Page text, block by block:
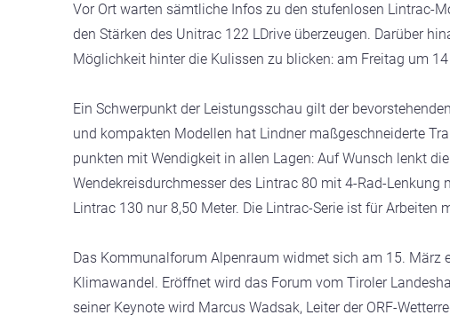
Vor Ort warten sämtliche Infos zu den stufenlosen Lintrac-
den Stärken des Unitrac 122 LDrive überzeugen. Darüber
Möglichkeit hinter die Kulissen zu blicken: am Freitag um
Ein Schwerpunkt der Leistungsschau gilt der
und kompakten Modellen hat Lindner maßgeschneiderte
punkten mit Wendigkeit in allen Lagen: Auf Wunsch lenkt
Wendekreisdurchmesser des Lintrac 80 mit 4-Rad-
Lintrac 130 nur 8,50 Meter. Die Lintrac-Serie ist für Arbeiten
Das Kommunalforum Alpenraum widmet sich am 15. März
Klimawandel. Eröffnet wird das Forum vom Tiroler
seiner Keynote wird Marcus Wadsak, Leiter der ORF-